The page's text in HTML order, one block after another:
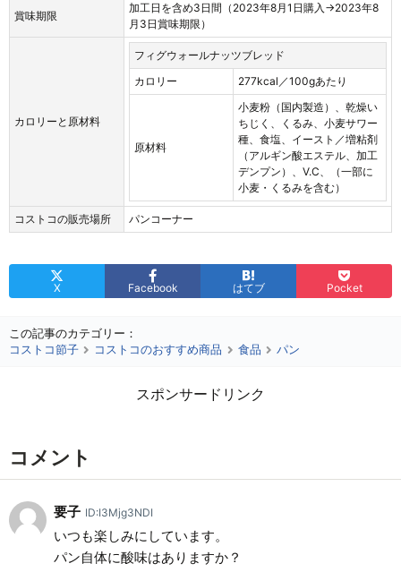
賞味期限
加工日を含め3日間（2023年8月1日購入→2023年8
月3日賞味期限）
カロリーと原材料
フィグウォールナッツブレッド
カロリー
277kcal／100gあたり
原材料
小麦粉（国内製造）、乾燥い
ちじく、くるみ、小麦サワー
種、食塩、イースト／増粘剤
（アルギン酸エステル、加工
デンプン）、V.C、（一部に
小麦・くるみを含む）
コストコの販売場所 パンコーナー
X Facebook はてブ Pocket
この記事のカテゴリー：
コストコ節子
コストコのおすすめ商品 食品 パン
スポンサードリンク
コメント
要子 ID:I3Mjg3NDI
いつも楽しみにしています。
パン自体に酸味はありますか？